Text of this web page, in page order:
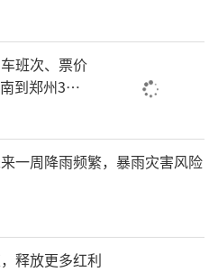
班次、票价
到郑州3小
一周降雨频繁，暴雨灾害风险
释放更多红利